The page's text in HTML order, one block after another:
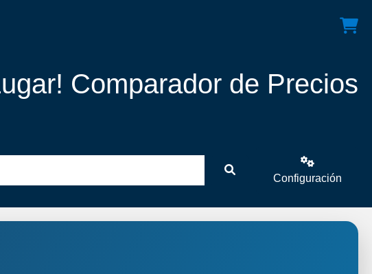
Comparador de Precios
Configuración